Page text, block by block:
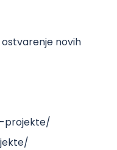
novih
projekte/